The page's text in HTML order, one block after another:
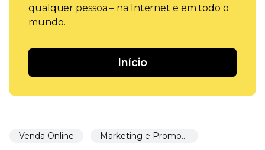
qualquer pessoa – na Internet e em todo o
mundo.
Início
Venda Online Marketing e Promoção